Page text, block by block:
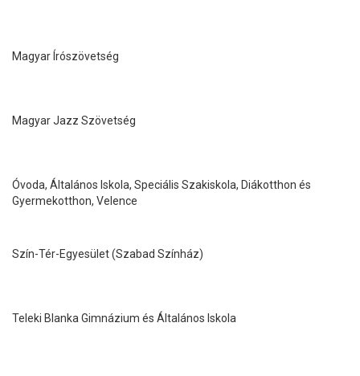
Magyar Írószövetség
Magyar Jazz Szövetség
Óvoda, Általános Iskola, Speciális Szakiskola, Diákotthon és
Gyermekotthon, Velence
Szín-Tér-Egyesület (Szabad Színház)
Teleki Blanka Gimnázium és Általános Iskola